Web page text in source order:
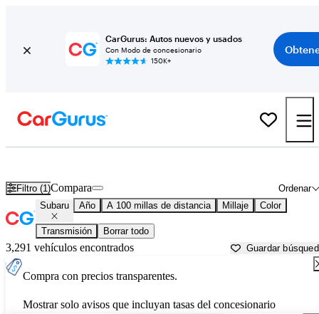
CarGurus: Autos nuevos y usados
Con Modo de concesionario
150K+
Filtro (1) Ordenar
Compara
Subaru Año A 100 millas de distancia Millaje Color
Transmisión Borrar todo
3,291 vehículos encontrados Guardar
Compra con precios transparentes.
Mostrar solo avisos que incluyan tasas del concesionario